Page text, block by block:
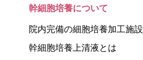
幹細胞培養について
院内完備の細胞培養加工施設
幹細胞培養上清液とは